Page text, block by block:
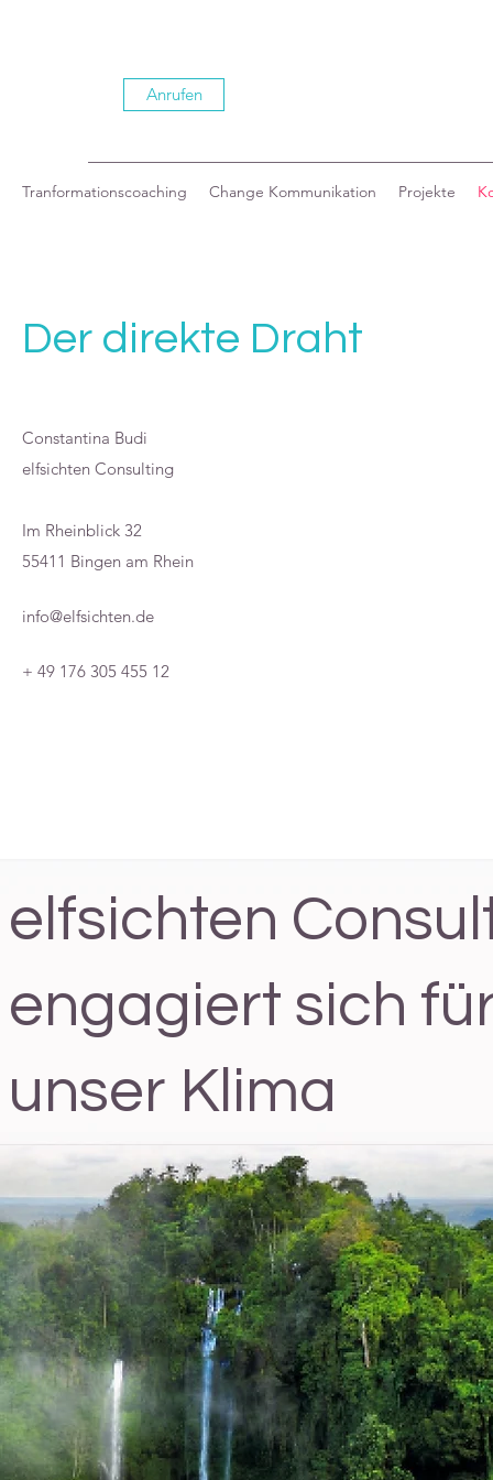
Anrufen
Tranformationscoaching Change Kommunikation Projekte
Der direkte Draht
Constantina Budi
elfsichten Consulting
Im Rheinblick 32
55411 Bingen am Rhein
info@elfsichten.de
+ 49 176 305 455 12
elfsichten
engagiert sich
unser Klima